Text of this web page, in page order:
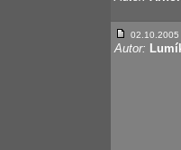
02.10.2005
Autor: